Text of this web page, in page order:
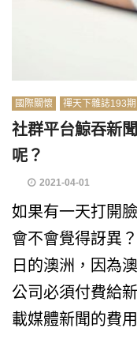
國際關懷 禪天下雜誌193期
社群平台鯨吞新
呢？
2021-04-01
如果有一天打開
會不會覺得訝異
日的澳洲，因為
公司必須付費給
載媒體新聞的費用